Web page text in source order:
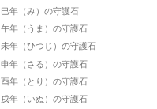
巳年（み）の守護石
午年（うま）の守護石
未年（ひつじ）の守護石
申年（さる）の守護石
酉年（とり）の守護石
戌年（いぬ）の守護石